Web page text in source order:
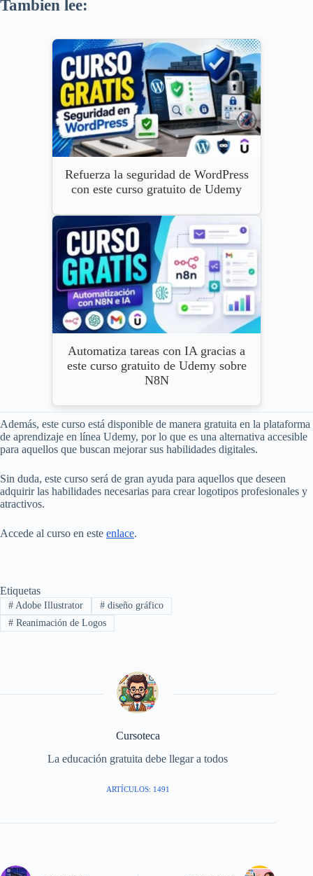
Tambien lee:
Refuerza la seguridad de WordPress
con este curso gratuito de Udemy
Automatiza tareas con IA gracias a
este curso gratuito de Udemy sobre
N8N
Además, este curso está disponible de manera gratuita en la plataforma
de aprendizaje en línea Udemy, por lo que es una alternativa accesible
para aquellos que buscan mejorar sus habilidades digitales.
Sin duda, este curso será de gran ayuda para aquellos que deseen
adquirir las habilidades necesarias para crear logotipos profesionales y
atractivos.
Accede al curso en este enlace.
Etiquetas
#Adobe Illustrator #diseño gráfico
#Reanimación de Logos
Cursoteca
La educación gratuita debe llegar a todos
ARTÍCULOS: 1491